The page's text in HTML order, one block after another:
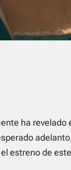
ha revelado
estreno de